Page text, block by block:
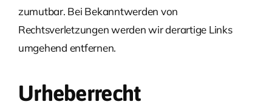
zumutbar. Bei Bekanntwerden von
Rechtsverletzungen werden wir derartige Links
umgehend entfernen.
Urheberrecht